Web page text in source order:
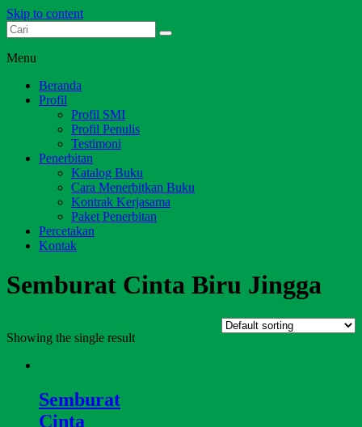
Skip to content
Dari Jambi untuk Indonesia
Menu
Beranda
Profil
Profil SMI
Profil Penulis
Testimoni
Penerbitan
Katalog Buku
Cara Menerbitkan Buku
Kontrak Kerjasama
Paket Penerbitan
Percetakan
Kontak
Semburat Cinta Biru Jingga
Showing the single result
Semburat
Cinta